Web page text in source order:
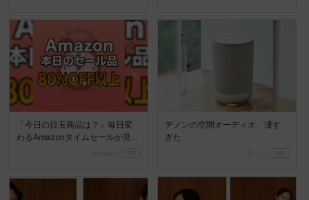
「今日の目玉商品は？」毎日変
わるAmazonタイムセールが見逃
デノンの空間オーディオ、凄す
ぎた